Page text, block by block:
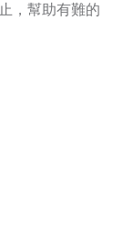
，幫助有難的